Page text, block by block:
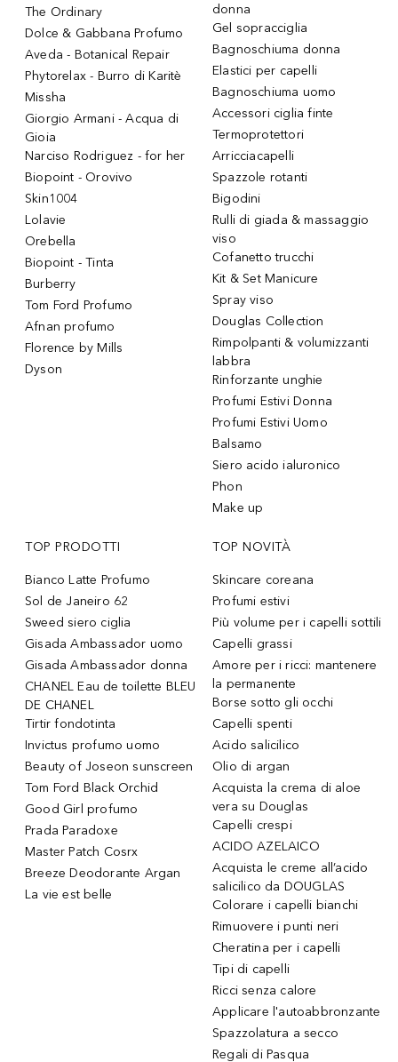
The Ordinary
Dolce & Gabbana Profumo
Aveda - Botanical Repair
Phytorelax - Burro di Karitè
Missha
Giorgio Armani - Acqua di
Gioia
Narciso Rodriguez - for her
Biopoint - Orovivo
Skin1004
Lolavie
Orebella
Biopoint - Tinta
Burberry
Tom Ford Profumo
Afnan profumo
Florence by Mills
Dyson
donna
Gel sopracciglia
Bagnoschiuma donna
Elastici per capelli
Bagnoschiuma uomo
Accessori ciglia finte
Termoprotettori
Arricciacapelli
Spazzole rotanti
Bigodini
Rulli di giada & massaggio
viso
Cofanetto trucchi
Kit & Set Manicure
Spray viso
Douglas Collection
Rimpolpanti & volumizzanti
labbra
Rinforzante unghie
Profumi Estivi Donna
Profumi Estivi Uomo
Balsamo
Siero acido ialuronico
Phon
Make up
TOP PRODOTTI
Bianco Latte Profumo
Sol de Janeiro 62
Sweed siero ciglia
Gisada Ambassador uomo
Gisada Ambassador donna
CHANEL Eau de toilette BLEU
DE CHANEL
Tirtir fondotinta
Invictus profumo uomo
Beauty of Joseon sunscreen
Tom Ford Black Orchid
Good Girl profumo
Prada Paradoxe
Master Patch Cosrx
Breeze Deodorante Argan
La vie est belle
TOP NOVITÀ
Skincare coreana
Profumi estivi
Più volume per i capelli sottili
Capelli grassi
Amore per i ricci: mantenere
la permanente
Borse sotto gli occhi
Capelli spenti
Acido salicilico
Olio di argan
Acquista la crema di aloe
vera su Douglas
Capelli crespi
ACIDO AZELAICO
Acquista le creme all’acido
salicilico da DOUGLAS
Colorare i capelli bianchi
Rimuovere i punti neri
Cheratina per i capelli
Tipi di capelli
Ricci senza calore
Applicare l'autoabbronzante
Spazzolatura a secco
Regali di Pasqua